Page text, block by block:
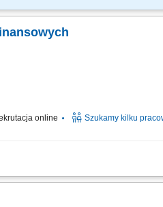
umawianie spotkań.
online Szukamy kilku
ofertą. Sprzedaż usług